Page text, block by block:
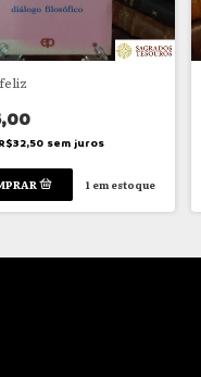
R$32,50 sem juros
1em estoque